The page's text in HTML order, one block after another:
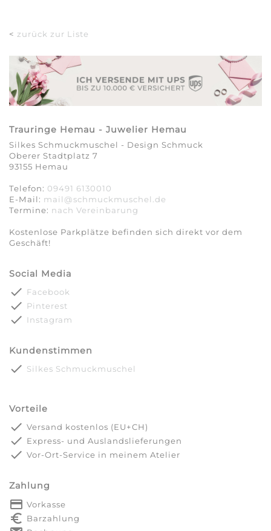
< zurück zur Liste
Trauringe Hemau - Juwelier Hemau
Silkes Schmuckmuschel - Design Schmuck
Oberer Stadtplatz 7
93155 Hemau
Telefon: 09491 6130010
E-Mail: mail@schmuckmuschel.de
Termine: nach Vereinbarung​​​​​​​
Kostenlose Parkplätze befinden sich direkt vor dem
Geschäft!
Social Media
done Facebook
done Pinterest
done Instagram
Kundenstimmen
done Silkes Schmuckmuschel
Vorteile
done Versand kostenlos (EU+CH)
done Express- und Auslandslieferungen
done Vor-Ort-Service in meinem Atelier
Zahlung
payment Vorkasse
euro_symbol Barzahlung